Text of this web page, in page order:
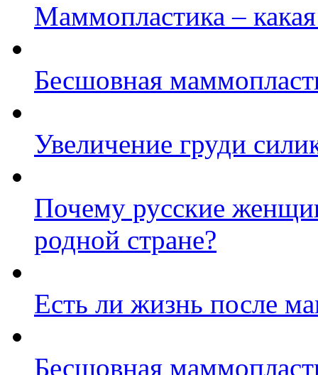
Маммопластика –
Бесшовная
Увеличение груди
Почему русские
родной стране?
Есть ли жизнь после
Бесшовная